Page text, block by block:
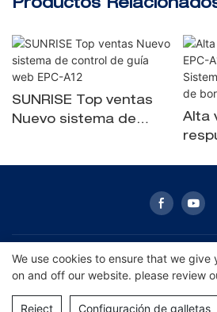
Productos
SUNRISE Top ventas
Nuevo sistema de
Alta
Copyright © 2026 Amanecer -
www.amanecercn.com|Mapa
privacidad
We use cookies to ensure that we
on and off our website. please review
Reject Configuración de galletas